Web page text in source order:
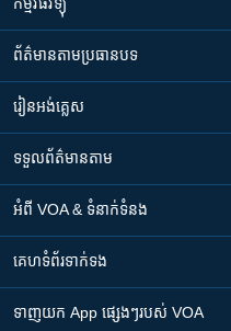
ព័ត៌មាន​តាមប្រធានបទ​
រៀន​​អង់គ្លេស
ទទួល​ព័ត៌មាន​តាម
អំពី​ VOA & ទំនាក់ទំនង
គេហទំព័រ​​ទាក់ទង
ទាញយក​ App ផ្សេងៗ​របស់​ VOA